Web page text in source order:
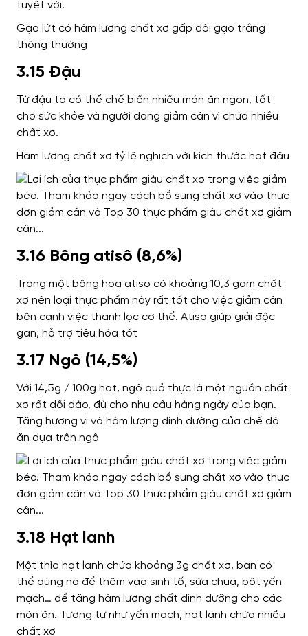
tuyệt vời.
Gạo lứt có hàm lượng chất xơ gấp đôi gạo trắng
thông thường
3.15 Đậu
Từ đậu ta có thể chế biến nhiều món ăn ngon, tốt
cho sức khỏe và người đang giảm cân vì chứa nhiều
chất xơ.
Hàm lượng chất xơ tỷ lệ nghịch với kích thước hạt đậu
3.16 Bông atisô (8,6%)
Trong một bông hoa atiso có khoảng 10,3 gam chất
xơ nên loại thực phẩm này rất tốt cho việc giảm cân
bên cạnh việc thanh lọc cơ thể. Atiso giúp giải độc
gan, hỗ trợ tiêu hóa tốt
3.17 Ngô (14,5%)
Với 14,5g / 100g hạt, ngô quả thực là một nguồn chất
xơ rất dồi dào, đủ cho nhu cầu hàng ngày của bạn.
Tăng hương vị và hàm lượng dinh dưỡng của chế độ
ăn dựa trên ngô
3.18 Hạt lanh
Một thìa hạt lanh chứa khoảng 3g chất xơ, bạn có
thể dùng nó để thêm vào sinh tố, sữa chua, bột yến
mạch… để tăng hàm lượng chất dinh dưỡng cho các
món ăn. Tương tự như yến mạch, hạt lanh chứa nhiều
chất xơ